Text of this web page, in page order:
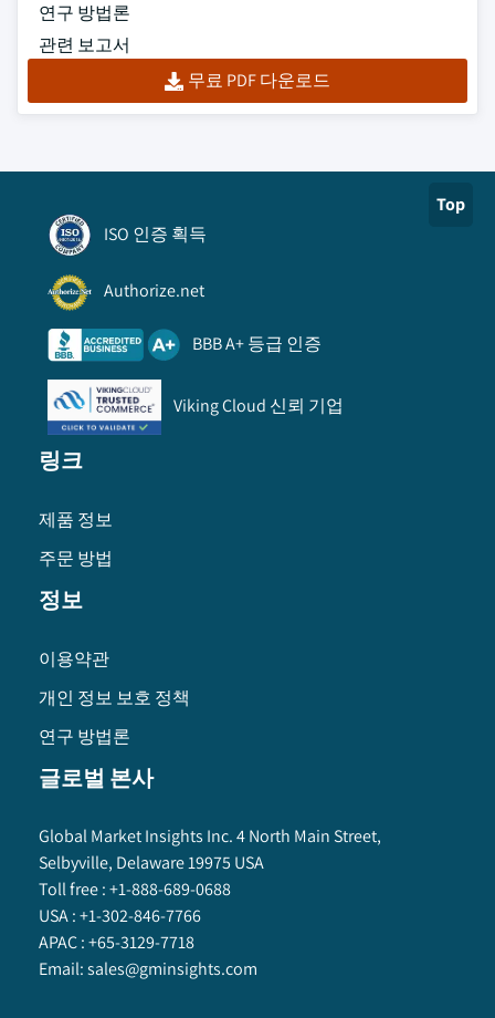
연구 방법론
관련 보고서
무료 PDF 다운로드
Top
ISO 인증 획득
Authorize.net
BBB A+ 등급 인증
Viking Cloud 신뢰 기업
링크
제품 정보
주문 방법
정보
이용약관
개인 정보 보호 정책
연구 방법론
글로벌 본사
Global Market Insights Inc. 4 North Main Street,
Selbyville, Delaware 19975 USA
Toll free :+1-888-689-0688
USA :+1-302-846-7766
APAC :+65-3129-7718
Email:sales@gminsights.com